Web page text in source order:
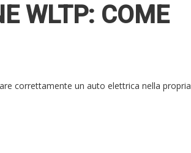
WLTP: COME
correttamente un auto elettrica nella propria